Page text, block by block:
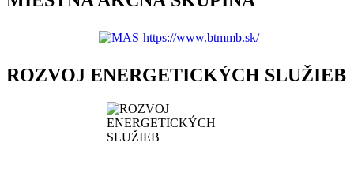
https://www.btmmb.sk/
ROZVOJ ENERGETICKÝCH SLUŽIEB